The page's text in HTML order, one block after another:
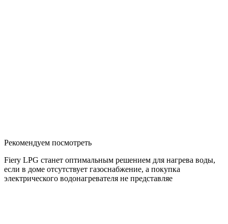
Рекомендуем посмотреть
Fiery LPG станет оптимальным решением для нагрева воды,
если в доме отсутствует газоснабжение, а покупка
электрического водонагревателя не представляе